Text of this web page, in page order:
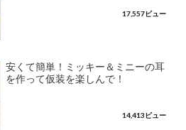
17,557ビュー
安くて簡単！ミッキー＆ミニーの耳
を作って仮装を楽しんで！
14,413ビュー